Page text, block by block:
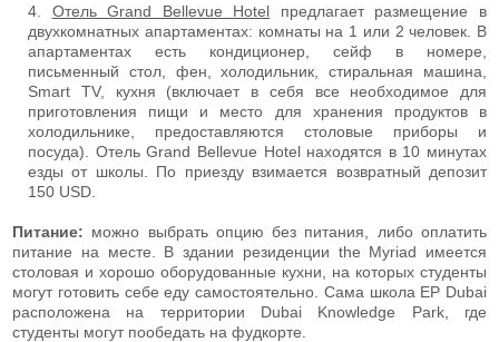
Отель Grand Bellevue Hotel предлагает размещение в
двухкомнатных апартаментах: комнаты на 1 или 2 человек. В
апартаментах есть кондиционер, сейф в номере,
письменный стол, фен, холодильник, стиральная машина,
Smart TV, кухня (включает в себя все необходимое для
приготовления пищи и место для хранения продуктов в
холодильнике, предоставляются столовые приборы и
посуда). Отель Grand Bellevue Hotel находятся в 10 минутах
езды от школы. По приезду взимается возвратный депозит
150 USD.
Питание: можно выбрать опцию без питания, либо оплатить
питание на месте. В здании резиденции the Myriad имеется
столовая и хорошо оборудованные кухни, на которых студенты
могут готовить себе еду самостоятельно. Сама школа EP Dubai
расположена на территории Dubai Knowledge Park, где
студенты могут пообедать на фудкорте.